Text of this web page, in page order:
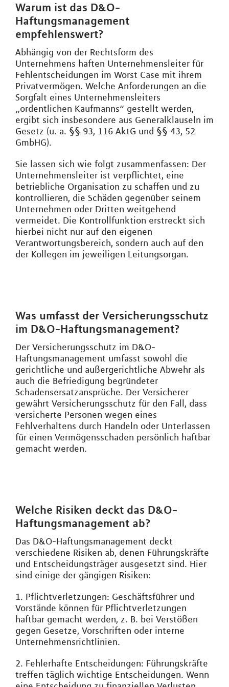
Warum ist das D&O-
Haftungsmanagement
empfehlenswert?
Abhängig von der Rechtsform des
Unternehmens haften Unternehmensleiter für
Fehlentscheidungen im Worst Case mit ihrem
Privatvermögen. Welche Anforderungen an die
Sorgfalt eines Unternehmensleiters
„ordentlichen Kaufmanns“ gestellt werden,
ergibt sich insbesondere aus Generalklauseln im
Gesetz (u. a. §§ 93, 116 AktG und §§ 43, 52
GmbHG).
Sie lassen sich wie folgt zusammenfassen: Der
Unternehmensleiter ist verpflichtet, eine
betriebliche Organisation zu schaffen und zu
kontrollieren, die Schäden gegenüber seinem
Unternehmen oder Dritten weitgehend
vermeidet. Die Kontrollfunktion erstreckt sich
hierbei nicht nur auf den eigenen
Verantwortungsbereich, sondern auch auf den
der Kollegen im jeweiligen Leitungsorgan.
Was umfasst der Versicherungsschutz
im D&O-Haftungsmanagement?
Der Versicherungsschutz im D&O-
Haftungsmanagement umfasst sowohl die
gerichtliche und außergerichtliche Abwehr als
auch die Befriedigung begründeter
Schadensersatzansprüche. Der Versicherer
gewährt Versicherungsschutz für den Fall, dass
versicherte Personen wegen eines
Fehlverhaltens durch Handeln oder Unterlassen
für einen Vermögensschaden persönlich haftbar
gemacht werden.
Welche Risiken deckt das D&O-
Haftungsmanagement ab?
Das D&O-Haftungsmanagement deckt
verschiedene Risiken ab, denen Führungskräfte
und Entscheidungsträger ausgesetzt sind. Hier
sind einige der gängigen Risiken:
1. Pflichtverletzungen: Geschäftsführer und
Vorstände können für Pflichtverletzungen
haftbar gemacht werden, z. B. bei Verstößen
gegen Gesetze, Vorschriften oder interne
Unternehmensrichtlinien.
2. Fehlerhafte Entscheidungen: Führungskräfte
treffen täglich wichtige Entscheidungen. Wenn